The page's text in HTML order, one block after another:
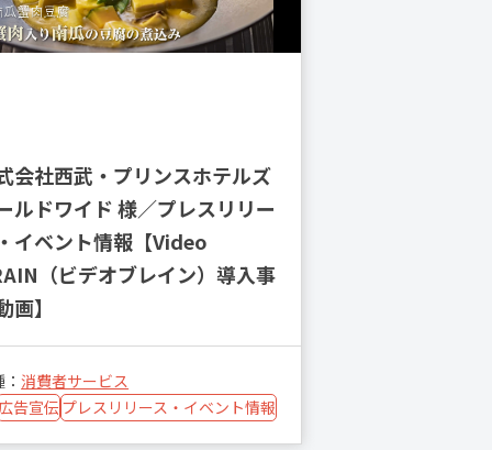
会社西武・プリンスホテルズ
ルドワイド 様／プレスリリー
イベント情報【Video
（ビデオブレイン）導入事
画】
：消費者サービス
告宣伝 プレスリリース・イベント情報